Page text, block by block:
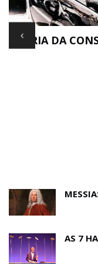
TEORIA DA
AS 7